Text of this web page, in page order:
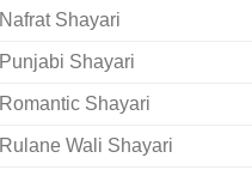
Nafrat Shayari
Punjabi Shayari
Romantic Shayari
Rulane Wali Shayari